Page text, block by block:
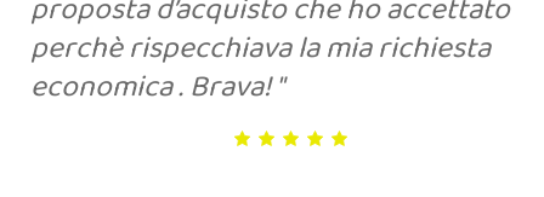
perchè rispecchiava la mia richiesta
economica . Brava!